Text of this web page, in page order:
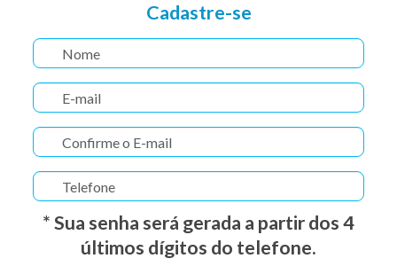
Cadastre-se
* Sua senha será gerada a partir dos 4
últimos dígitos do telefone.